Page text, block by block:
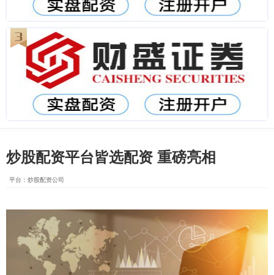
炒股配资平台皆选配资 重磅亮相
平台：炒股配资公司